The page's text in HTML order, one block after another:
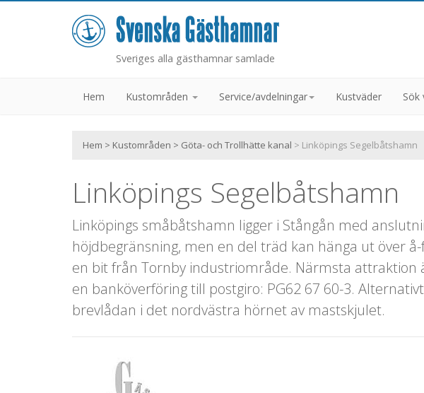
Sveriges alla gästhamnar samlade
Hem Kustområden Service/avdelningar Kustväder Sök
Hem > Kustområden > Göta- och Trollhätte kanal > Linköpings Segelbåtshamn
Linköpings Segelbåtshamn
Linköpings småbåtshamn ligger i Stångån med
höjdbegränsning, men en del träd kan hänga ut över
en bit från Tornby industriområde. Närmsta
en banköverföring till postgiro: PG62 67 60-3.
brevlådan i det nordvästra hörnet av mastskjulet.